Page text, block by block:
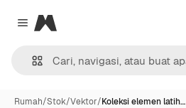
Close menu
Magnific
Rumah/Stok/Vektor/Koleksi elemen latih…